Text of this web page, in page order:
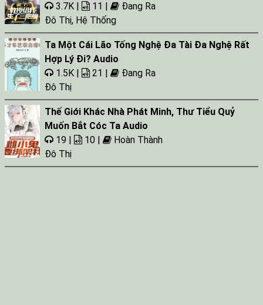
3.7K |
11 |
Đang Ra
Đô Thị, Hệ Thống
Ta Một Cái Lão Tống Nghệ Đa Tài Đa Nghệ Rất
Hợp Lý Đi? Audio
1.5K |
21 |
Đang Ra
Đô Thị
Thế Giới Khác Nhà Phát Minh, Thư Tiểu Quỷ
Muốn Bắt Cóc Ta Audio
19 |
10 |
Hoàn Thành
Đô Thị